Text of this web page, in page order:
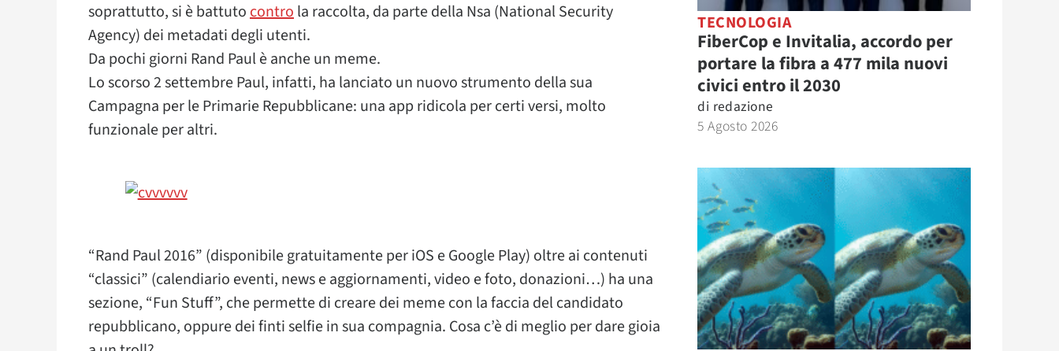
soprattutto, si è battutocontrola raccolta, da parte della Nsa (National Security
Agency) dei metadati degli utenti.
Da pochi giorni Rand Paul è anche un meme.
Lo scorso 2 settembre Paul, infatti, ha lanciato un nuovo strumento della sua
Campagna per le Primarie Repubblicane: una app ridicola per certi versi, molto
funzionale per altri.
“Rand Paul 2016” (disponibile gratuitamente per iOS e Google Play) oltre ai contenuti
“classici” (calendiario eventi, news e aggiornamenti, video e foto, donazioni…) ha una
sezione, “Fun Stuff”, che permette di creare dei meme con la faccia del candidato
repubblicano, oppure dei finti selfie in sua compagnia. Cosa c’è di meglio per dare gioia
TECNOLOGIA
FiberCop e Invitalia, accordo per
portare la fibra a 477 mila nuovi
civici entro il 2030
di redazione
5 Agosto 2026